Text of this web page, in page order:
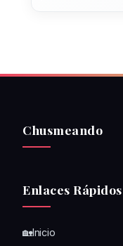
Chusmeando
Enlaces Rápidos
🏡Inicio